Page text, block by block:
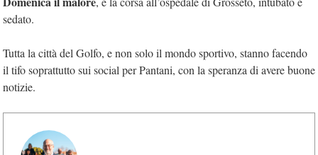
sedato.
Tutta la città del Golfo, e non solo il mondo sportivo, stanno facendo
il tifo soprattutto sui social per Pantani, con la speranza di avere buone
notizie.